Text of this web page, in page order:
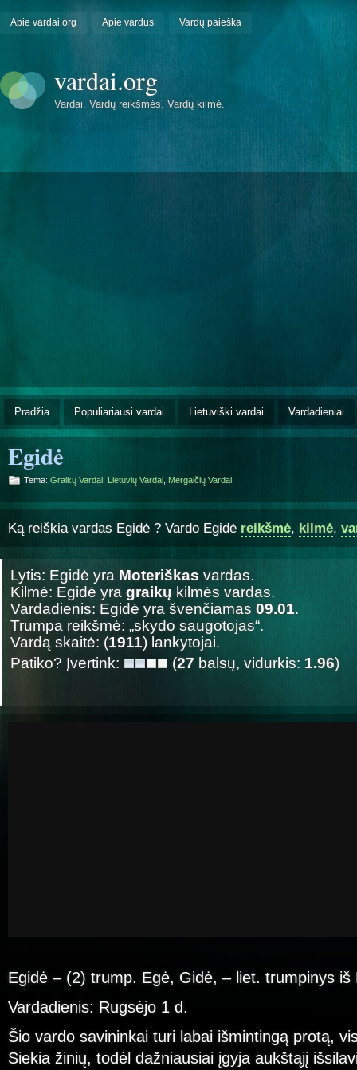
Apie vardai.org Apie vardus Vardų paieška
vardai.org
Vardai. Vardų reikšmės. Vardų kilmė.
Pradžia Populiariausi vardai Lietuviški vardai Vardadieniai
Egidė
Tema: Graikų Vardai Lietuvių Vardai Mergaičių Vardai
Ką reiškia vardas Egidė ? Vardo Egidė reikšmė, kilmė,
Lytis: Egidė yra Moteriškas vardas.
Kilmė: Egidė yra graikų kilmės vardas.
Vardadienis: Egidė yra švenčiamas 09.01.
Trumpa reikšmė: „skydo saugotojas“.
Vardą skaitė: (1911) lankytojai.
Patiko? Įvertink:
(27 balsų, vidurkis: 1.96)
Egidė – (2) trump. Egė, Gidė, – liet. trumpinys iš
Vardadienis: Rugsėjo 1 d.
Šio vardo savininkai turi labai išmintingą protą,
Siekia žinių, todėl dažniausiai įgyja aukštąjį